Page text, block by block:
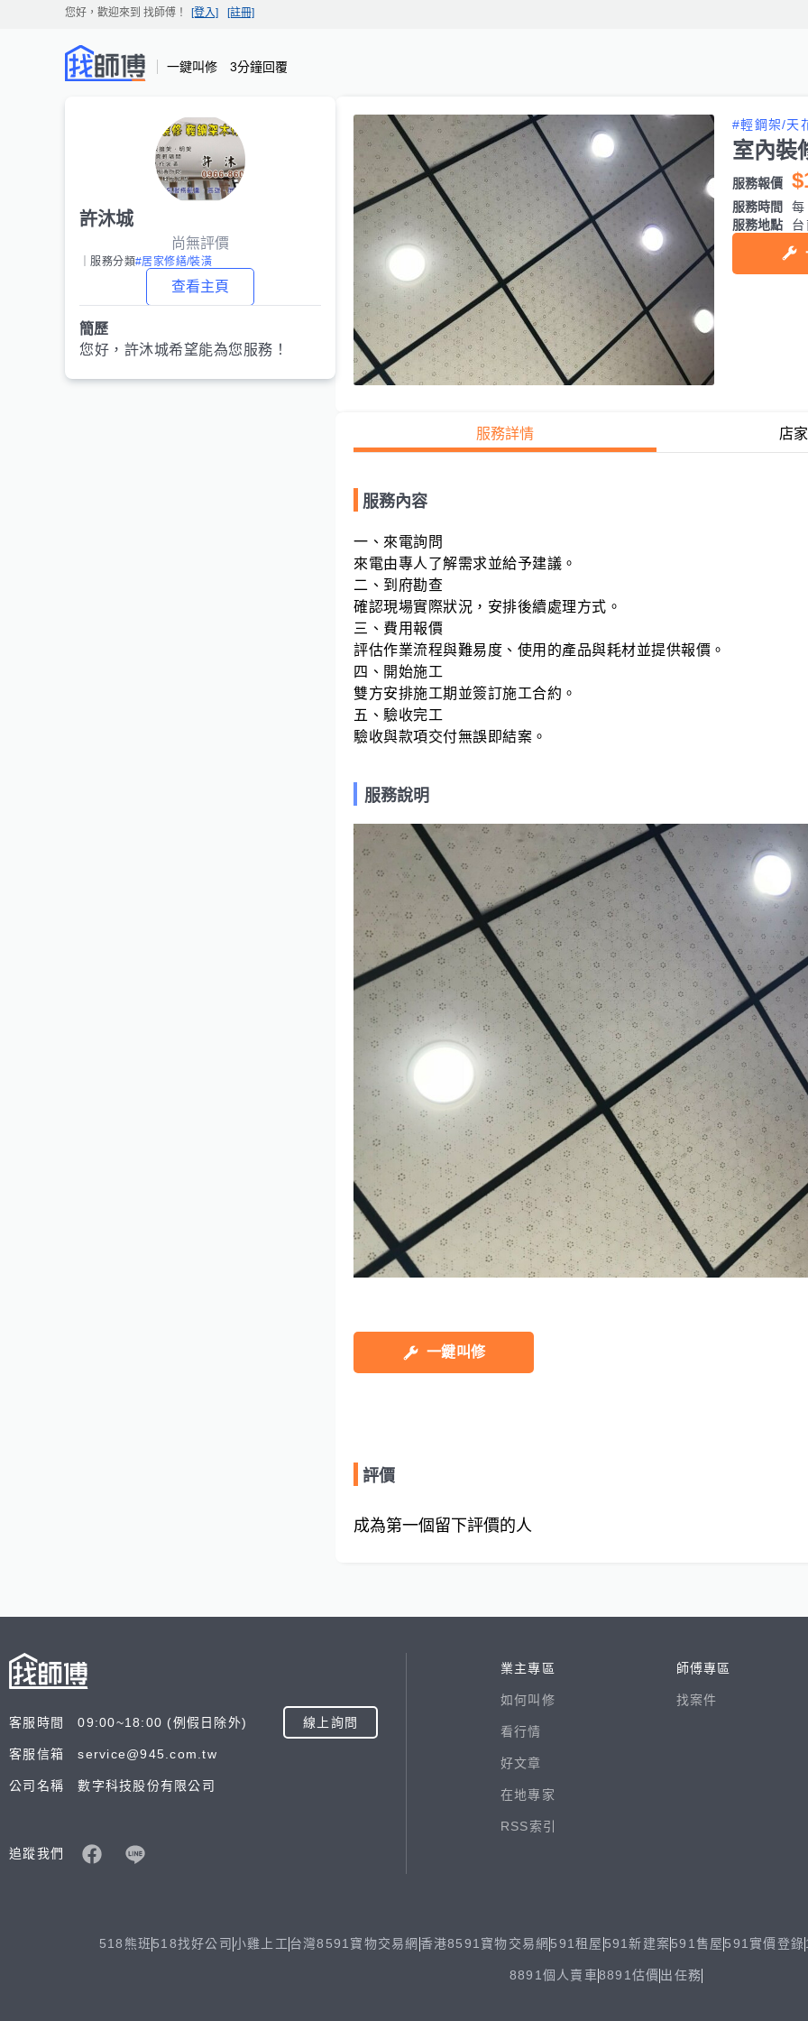
您好，歡迎來到 找師傅 ！ [登入] [註冊]
一鍵叫修 3分鐘回覆
許沐城
尚無評價
｜服務分類#居家修繕/裝潢
查看主頁
簡歷
您好， 許沐城希望能為您服務！
#輕鋼架/天
室內裝
服務報價
服務時間
服務地點
服務詳情 店
服務內容
一、來電詢問
來電由專人了解需求並給予建議。
二、到府勘查
確認現場實際狀況，安排後續處理方式。
三、費用報價
評估作業流程與難易度、使用的產品與耗材並提供報價。
四、開始施工
雙方安排施工期並簽訂施工合約。
五、驗收完工
驗收與款項交付無誤即結案。
服務說明
一鍵叫修
評價
成為第一個留下評價的人
客服時間 09:00~18:00 (例假日除外) 線上詢問
客服信箱 service@945.com.tw
公司名稱 數字科技股份有限公司
追蹤我們
業主專區
如何叫修
看行情
好文章
在地專家
RSS索引
師傅專區
找案件
518熊班 518找好公司 小雞上工 台灣8591寶物交易網 香港8591寶物交易網 591租屋 591新建案591售屋 591實價登錄
8891個人賣車8891估價 出任務